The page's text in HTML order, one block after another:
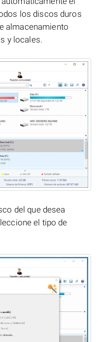
los discos duros
almacenamiento
y locales.
del que desea
el tipo de